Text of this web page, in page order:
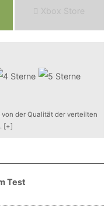
Xbox Store
der Qualität der verteilten
[+]
Test